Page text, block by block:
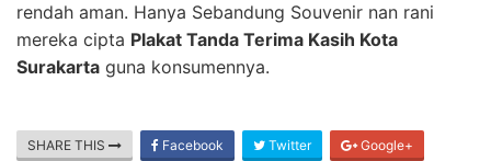
rendah aman. Hanya Sebandung Souvenir nan rani
mereka cipta Plakat Tanda Terima Kasih Kota
Surakarta guna konsumennya.
SHARE THIS Facebook Twitter Google+